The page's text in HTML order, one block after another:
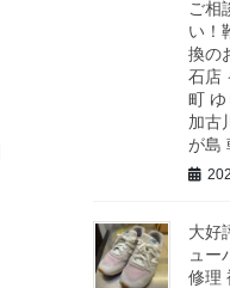
ご相
い！
換の
石店
町 ゆ
加古
が島
大好
ュー
修理